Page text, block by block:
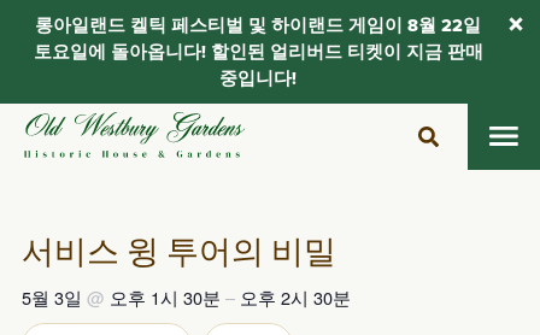
서비스 윙 투어의 비밀
5월 3일 @ 오후 1시 30분 – 오후 2시 30분
롱아일랜드 켈틱 페스티벌 및 하이랜드 게임이 8월 22일
토요일에 돌아옵니다! 할인된 얼리버드 티켓이 지금 판매
중입니다!